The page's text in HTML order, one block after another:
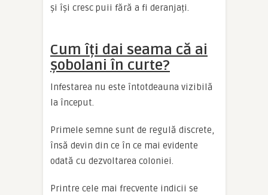
și își cresc puii fără a fi deranjați.
Cum îți dai seama că ai
șobolani în curte?
Infestarea nu este întotdeauna vizibilă
la început.
Primele semne sunt de regulă discrete,
însă devin din ce în ce mai evidente
odată cu dezvoltarea coloniei.
Printre cele mai frecvente indicii se